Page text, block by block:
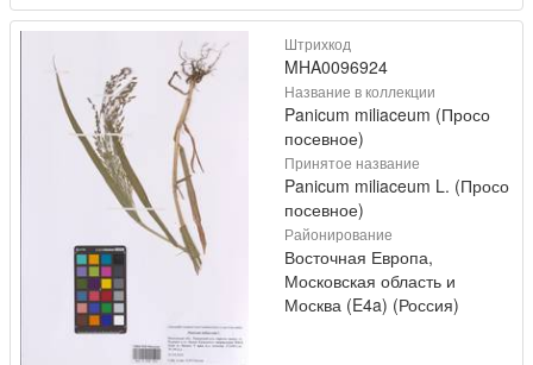
Штрихкод
MHA0096924
Название в коллекции
Panicum miliaceum (Просо
посевное)
Принятое название
Panicum miliaceum L. (Просо
посевное)
Районирование
Восточная Европа,
Московская область и
Москва (E4a) (Россия)